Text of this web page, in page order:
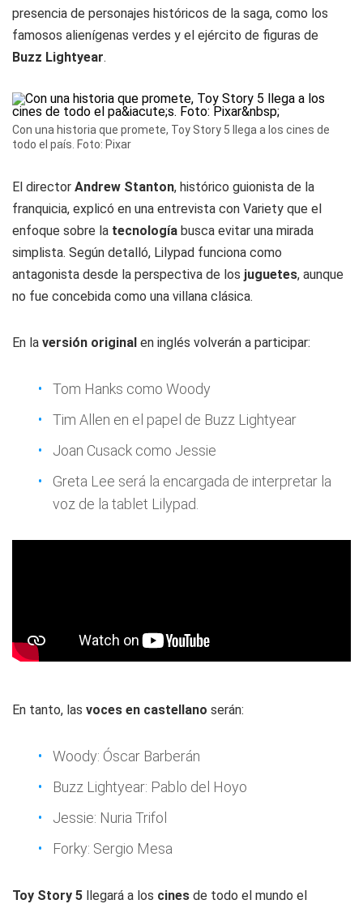
presencia de personajes históricos de la saga, como los
famosos alienígenas verdes y el ejército de figuras de
Buzz Lightyear.
Con una historia que promete, Toy Story 5 llega a los cines de
todo el país. Foto: Pixar
El director Andrew Stanton, histórico guionista de la
franquicia, explicó en una entrevista con Variety que el
enfoque sobre la tecnología busca evitar una mirada
simplista. Según detalló, Lilypad funciona como
antagonista desde la perspectiva de los juguetes, aunque
no fue concebida como una villana clásica.
En la versión original en inglés volverán a participar:
Tom Hanks como Woody
Tim Allen en el papel de Buzz Lightyear
Joan Cusack como Jessie
Greta Lee será la encargada de interpretar la
voz de la tablet Lilypad.
En tanto, las voces en castellano serán:
Woody: Óscar Barberán
Buzz Lightyear: Pablo del Hoyo
Jessie: Nuria Trifol
Forky: Sergio Mesa
Toy Story 5 llegará a los cines de todo el mundo el